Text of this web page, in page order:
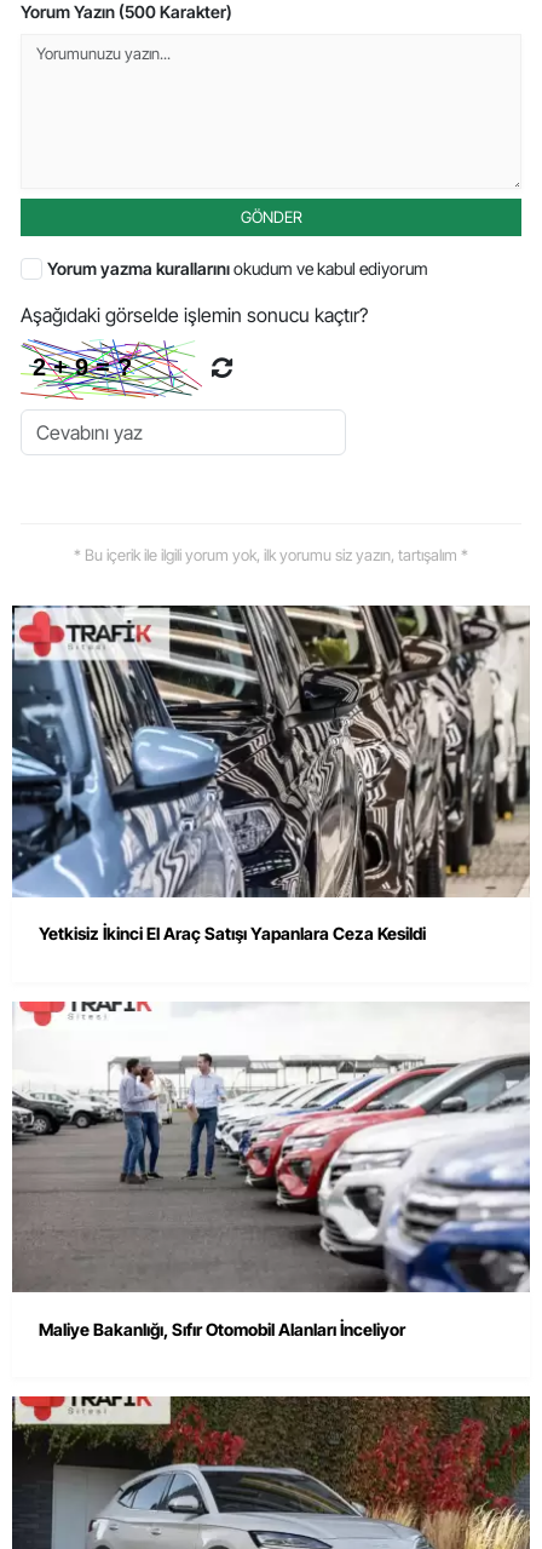
Yorum Yazın (500 Karakter)
GÖNDER
Yorum yazma kurallarınıokudum ve kabul ediyorum
Aşağıdaki görselde işlemin sonucu kaçtır?
* Bu içerik ile ilgili yorum yok, ilk yorumu siz yazın, tartışalım *
Yetkisiz İkinci El Araç Satışı Yapanlara Ceza Kesildi
Maliye Bakanlığı, Sıfır Otomobil Alanları İnceliyor